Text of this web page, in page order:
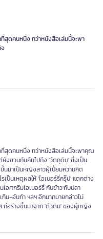
สุดคนหนึ่ง ทว่าหนังสือเล่มนี้จะพา
สุดคนหนึ่ง ทว่าหนังสือเล่มนี้จะพาคุณ
ยังชวนกันค้นไปถึง 'วัตถุดิบ' ซึ่งเป็น
นมาเป็นหญิงสาวผู้เปี่ยมความคิด
ป็นเหตุผลให้ 'ไอเบอร์รี่กรุ๊ป' แตกต่าง
ไอศกรีมไอเบอร์รี่ กับข้าว'กับปลา
ม-อันก๋า ฯลฯ อีกมากมายกล่าวไม่
ก่อร่างขึ้นมาจาก 'ตัวตน' ของผู้หญิง